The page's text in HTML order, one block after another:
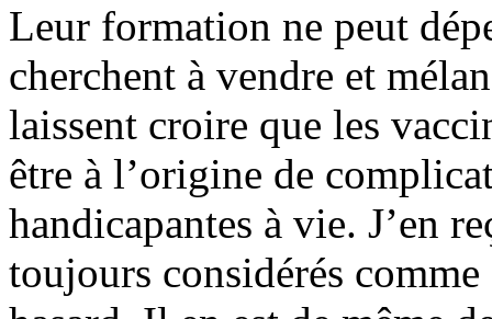
Leur formation ne peut
cherchent à vendre et
laissent croire que les
être à l’origine de
handicapantes à vie. J’en
toujours considérés